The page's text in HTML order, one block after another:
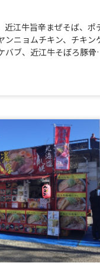
近江牛旨辛まぜそば、ポ
ンニョムチキン、チキン
バブ、近江牛そぼろ豚骨